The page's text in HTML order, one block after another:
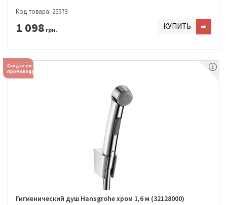
Код товара: 25573
1 098 грн. КУПИТЬ
Скидка по
промокоду
Гигиенический душ Hansgrohe хром 1,6 м (32128000)